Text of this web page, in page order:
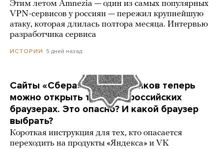
Этим летом Amnezia — один из самых популярных
VPN-сервисов у россиян — пережил крупнейшую
атаку, которая длилась полтора месяца. Интервью
разработчика сервиса
ИСТОРИИ 5 дней назад
Сайты «Сбера» и других банков теперь
можно открыть только в российских
браузерах. Это опасно? И какой браузер
выбрать?
Короткая инструкция для тех, кто опасается
переходить на продукты «Яндекса» и VK